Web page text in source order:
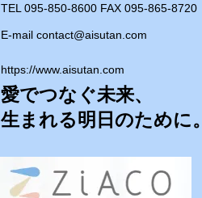
TEL 095-850-8600 FAX 095-865-8720​
E-mail contact@aisutan.com
https://www.aisutan.com
愛でつなぐ未来、
​生まれる明日のために。